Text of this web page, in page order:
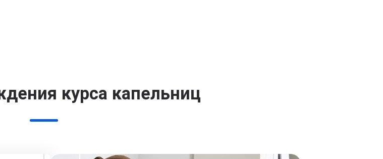
курса капельниц